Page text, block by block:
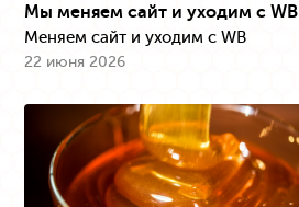
Мы меняем сайт и уходим с WB
Меняем сайт и уходим с WB
22 июня 2026